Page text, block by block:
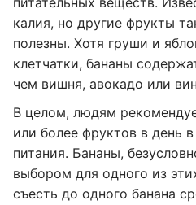
калия, но другие фрукты
полезны. Хотя груши и
клетчатки, бананы
чем вишня, авокадо или
В целом, людям
или более фруктов в день
питания. Бананы,
выбором для одного из
съесть до одного банана